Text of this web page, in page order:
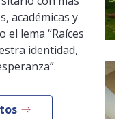
académicas y
el lema “Raíces
identidad,